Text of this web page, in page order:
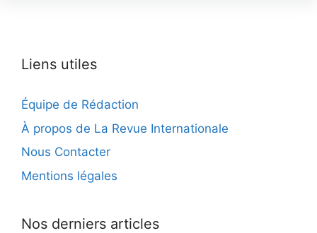
Liens utiles
Équipe de Rédaction
À propos de La Revue Internationale
Nous Contacter
Mentions légales
Nos derniers articles